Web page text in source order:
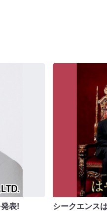
表!
シークエンス